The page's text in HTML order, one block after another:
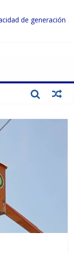
de generación
eléctricas
privado para
del SEN